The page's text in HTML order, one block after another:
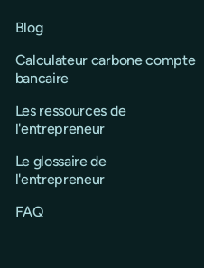
Blog
Calculateur carbone compte
bancaire
Les ressources de
l'entrepreneur
Le glossaire de
l'entrepreneur
FAQ